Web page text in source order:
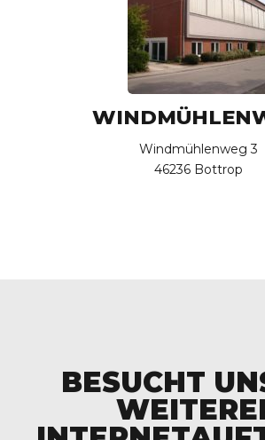
Windmühlenweg 3
46236 Bottrop
BESUCHT